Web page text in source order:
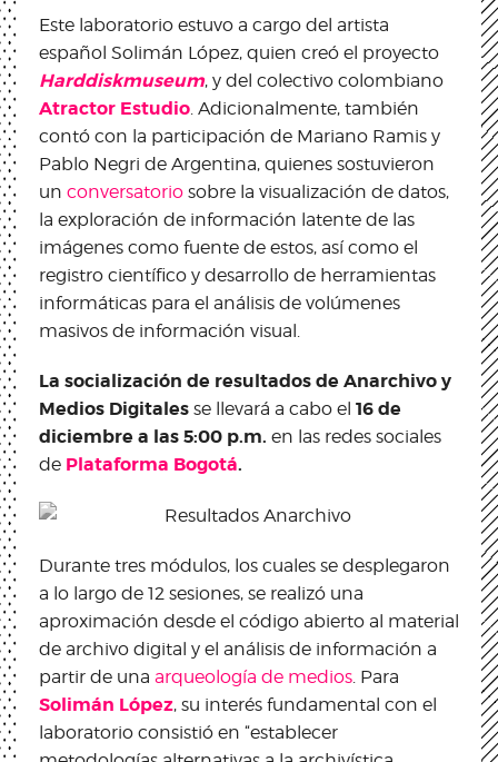
Este laboratorio estuvo a cargo del artista
español Solimán López, quien creó el proyecto
Harddiskmuseum, y del colectivo colombiano
Atractor Estudio . Adicionalmente, también
contó con la participación de Mariano Ramis y
Pablo Negri de Argentina, quienes sostuvieron
un conversatorio sobre la visualización de datos,
la exploración de información latente de las
imágenes como fuente de estos, así como el
registro científico y desarrollo de herramientas
informáticas para el análisis de volúmenes
masivos de información visual.
La socialización de resultados de Anarchivo y
Medios Digitales se llevará a cabo el 16 de
diciembre a las 5:00 p.m. en las redes sociales
de Plataforma Bogotá.
Durante tres módulos, los cuales se desplegaron
a lo largo de 12 sesiones, se realizó una
aproximación desde el código abierto al material
de archivo digital y el análisis de información a
partir de una arqueología de medios. Para
Solimán López, su interés fundamental con el
laboratorio consistió en “establecer